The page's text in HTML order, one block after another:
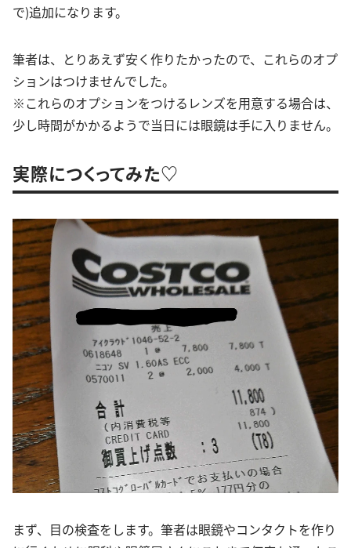
で)追加になります。
筆者は、とりあえず安く作りたかったので、これらのオプ
ションはつけませんでした。
※これらのオプションをつけるレンズを用意する場合は、
少し時間がかかるようで当日には眼鏡は手に入りません。
実際につくってみた♡
まず、目の検査をします。筆者は眼鏡やコンタクトを作り